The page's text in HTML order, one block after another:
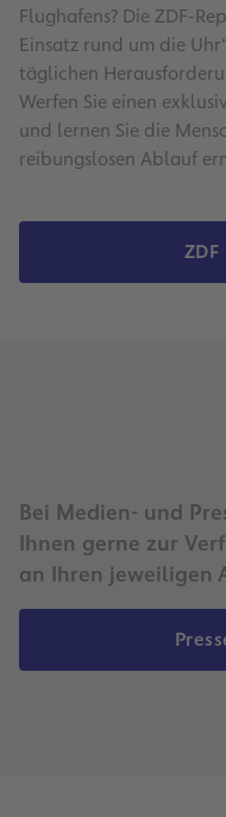
Flughafens? Die ZDF-
Einsatz rund um die
täglichen
Werfen Sie einen
und lernen Sie die
reibungslosen Ablauf
Bei Medien- und
Ihnen gerne zur
an Ihren jeweiligen